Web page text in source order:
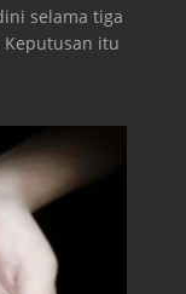
selama tiga
Keputusan itu